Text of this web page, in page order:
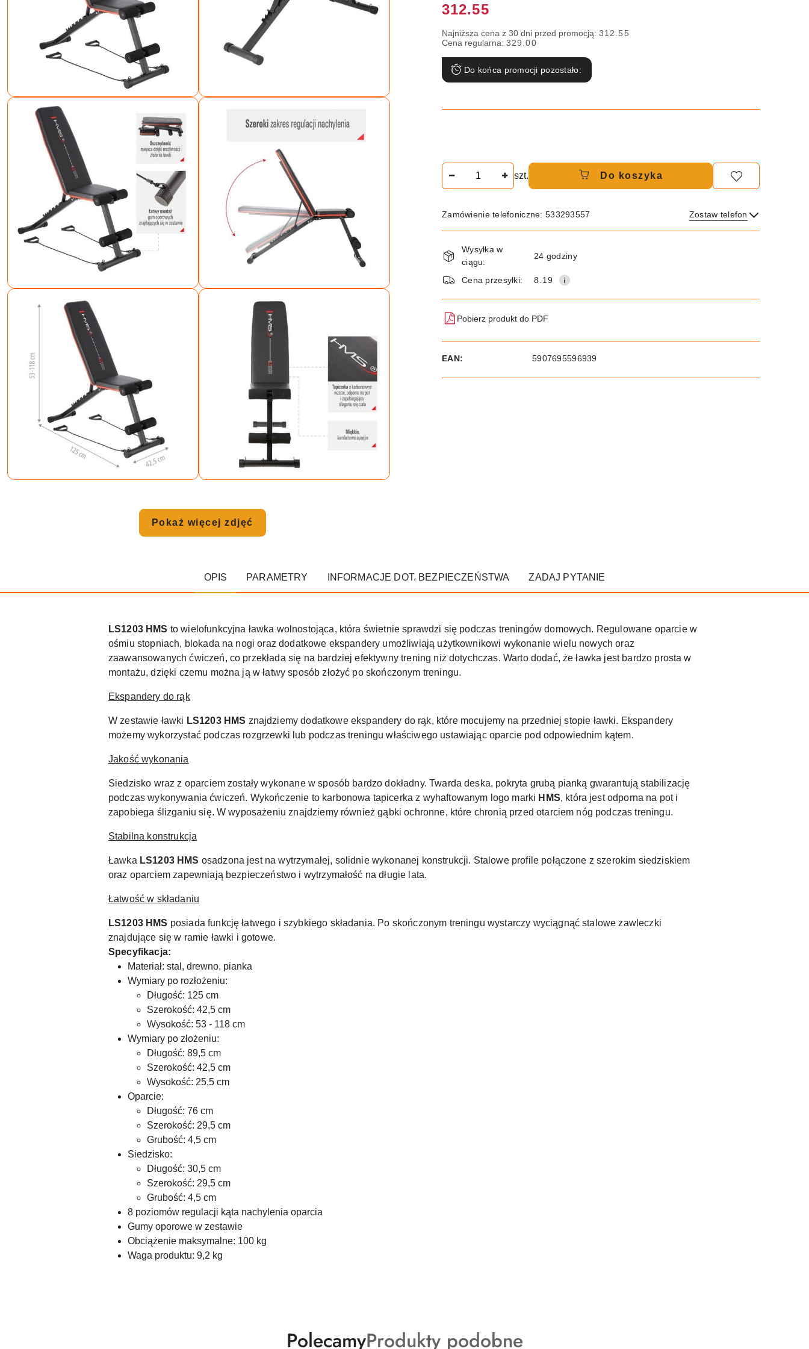
Pokaż więcej zdjęć
Cena:
312.55
Najniższa cena z 30 dni przed promocją: 312.55
Cena regularna: 329.00
Do końca promocji pozostało:
szt. Do koszyka
Zamówienie telefoniczne: 533293557 Zostaw telefon
Wyślij
Dostępność
i
dostawa
Wysyłka w
ciągu:
24 godziny
Cena przesyłki: 8.19
Pobierz produkt do PDF
EAN: 5907695596939
OPIS PARAMETRY INFORMACJE DOT. BEZPIECZEŃSTWA ZADAJ PYTANIE
LS1203 HMS to wielofunkcyjna ławka wolnostojąca, która świetnie sprawdzi się podczas treningów domowych. Regulowane oparcie w
ośmiu stopniach, blokada na nogi oraz dodatkowe ekspandery umożliwiają użytkownikowi wykonanie wielu nowych oraz
zaawansowanych ćwiczeń, co przekłada się na bardziej efektywny trening niż dotychczas. Warto dodać, że ławka jest bardzo prosta w
montażu, dzięki czemu można ją w łatwy sposób złożyć po skończonym treningu.
Ekspandery do rąk
W zestawie ławki LS1203 HMS znajdziemy dodatkowe ekspandery do rąk, które mocujemy na przedniej stopie ławki. Ekspandery
możemy wykorzystać podczas rozgrzewki lub podczas treningu właściwego ustawiając oparcie pod odpowiednim kątem.
Jakość wykonania
Siedzisko wraz z oparciem zostały wykonane w sposób bardzo dokładny. Twarda deska, pokryta grubą pianką gwarantują stabilizację
podczas wykonywania ćwiczeń. Wykończenie to karbonowa tapicerka z wyhaftowanym logo marki HMS, która jest odporna na pot i
zapobiega ślizganiu się. W wyposażeniu znajdziemy również gąbki ochronne, które chronią przed otarciem nóg podczas treningu.
Stabilna konstrukcja
Ławka LS1203 HMS osadzona jest na wytrzymałej, solidnie wykonanej konstrukcji. Stalowe profile połączone z szerokim siedziskiem
oraz oparciem zapewniają bezpieczeństwo i wytrzymałość na długie lata.
Łatwość w składaniu
LS1203 HMS posiada funkcję łatwego i szybkiego składania. Po skończonym treningu wystarczy wyciągnąć stalowe zawleczki
znajdujące się w ramie ławki i gotowe.
Specyfikacja:
Materiał: stal, drewno, pianka
Wymiary po rozłożeniu:
Długość: 125 cm
Szerokość: 42,5 cm
Wysokość: 53 - 118 cm
Wymiary po złożeniu:
Długość: 89,5 cm
Szerokość: 42,5 cm
Wysokość: 25,5 cm
Oparcie:
Długość: 76 cm
Szerokość: 29,5 cm
Grubość: 4,5 cm
Siedzisko:
Długość: 30,5 cm
Szerokość: 29,5 cm
Grubość: 4,5 cm
8 poziomów regulacji kąta nachylenia oparcia
Gumy oporowe w zestawie
Obciążenie maksymalne: 100 kg
Waga produktu: 9,2 kg
Produkty
PolecamyProdukty
Produkty podobne